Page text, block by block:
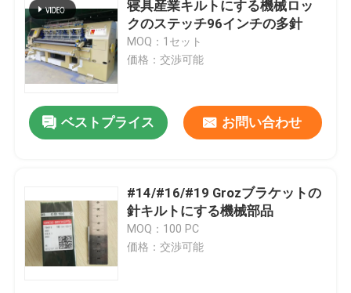
寝具産業キルトにする機械ロッ
クのステッチ96インチの多針
MOQ：1セット
価格：交渉可能
ベストプライス お問い合わせ
#14/#16/#19 Grozブラケットの
針キルトにする機械部品
MOQ：100 PC
価格：交渉可能